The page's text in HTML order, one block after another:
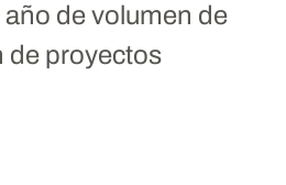
de volumen de
de proyectos